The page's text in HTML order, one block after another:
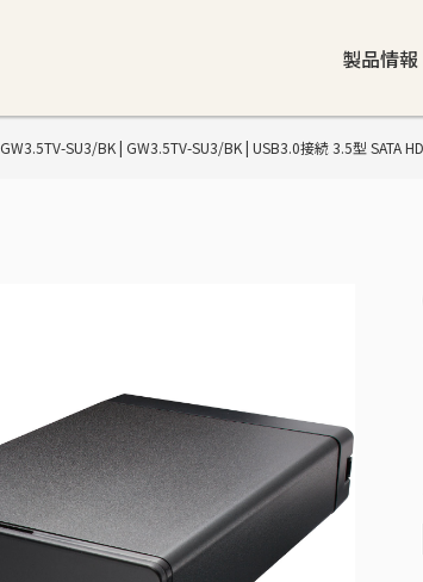
製品情報
GW3.5TV-SU3/BK | GW3.5TV-SU3/BK | USB3.0接続 3.5型 SATA